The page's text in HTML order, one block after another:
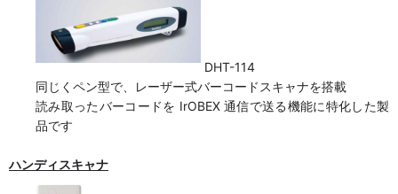
DHT-114
同じくペン型で、レーザー式バーコードスキャナを搭載
読み取ったバーコードを IrOBEX 通信で送る機能に特化した製
品です
ハンディスキャナ